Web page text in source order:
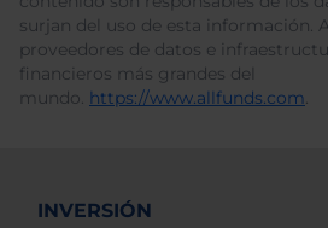
surjan del uso de esta información.
proveedores de datos e
financieros más grandes del
mundo. https://www.allfunds.com.
INVERSIÓN